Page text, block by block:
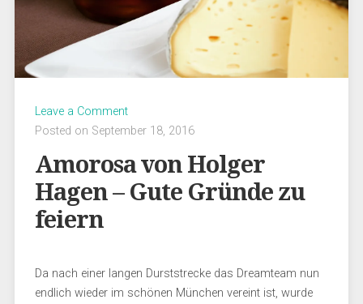
Leave a Comment
Posted on September 18, 2016
Amorosa von Holger
Hagen – Gute Gründe zu
feiern
Da nach einer langen Durststrecke das Dreamteam nun
endlich wieder im schönen München vereint ist, wurde